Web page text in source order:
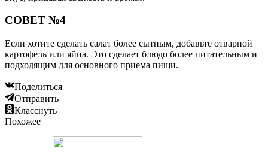
СОВЕТ №4
Если хотите сделать салат более сытным, добавьте отварной
картофель или яйца. Это сделает блюдо более питательным и
подходящим для основного приема пищи.
Поделиться
Отправить
Класснуть
Похожее